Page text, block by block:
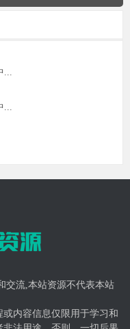
交流,本站资源不代表本站
内容信息仅限用于学习和